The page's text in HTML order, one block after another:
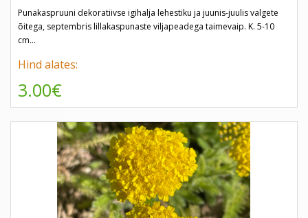
Punakaspruuni dekoratiivse igihalja lehestiku ja juunis-juulis valgete
õitega, septembris lillakaspunaste viljapeadega taimevaip. K. 5-10
cm...
Hind alates:
3.00€